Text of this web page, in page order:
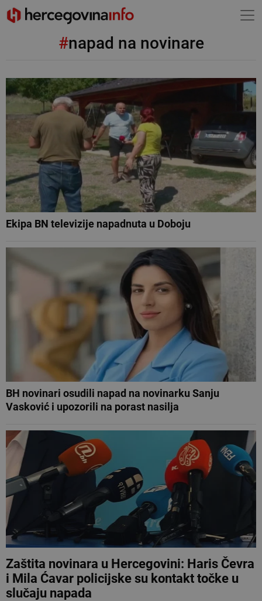
#napad na novinare
Ekipa BN televizije napadnuta u Doboju
BH novinari osudili napad na novinarku Sanju
Vasković i upozorili na porast nasilja
Zaštita novinara u Hercegovini: Haris Čevra
i Mila Ćavar policijske su kontakt točke u
slučaju napada